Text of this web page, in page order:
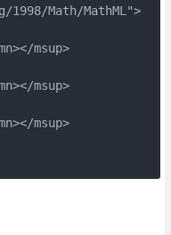
Math/MathML">
msup>
msup>
msup>